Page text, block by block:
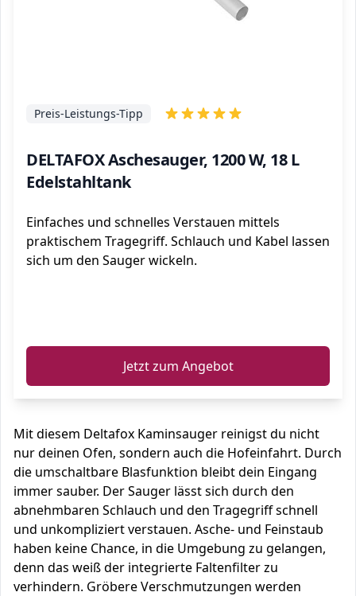
DELTAFOX Aschesauger, 1200 W, 18 L
Edelstahltank
Preis-Leistungs-Tipp
Einfaches und schnelles Verstauen mittels
praktischem Tragegriff. Schlauch und Kabel lassen
sich um den Sauger wickeln.
Jetzt zum Angebot
Mit diesem Deltafox Kaminsauger reinigst du nicht
nur deinen Ofen, sondern auch die Hofeinfahrt. Durch
die umschaltbare Blasfunktion bleibt dein Eingang
immer sauber. Der Sauger lässt sich durch den
abnehmbaren Schlauch und den Tragegriff schnell
und unkompliziert verstauen. Asche- und Feinstaub
haben keine Chance, in die Umgebung zu gelangen,
denn das weiß der integrierte Faltenfilter zu
verhindern. Gröbere Verschmutzungen werden